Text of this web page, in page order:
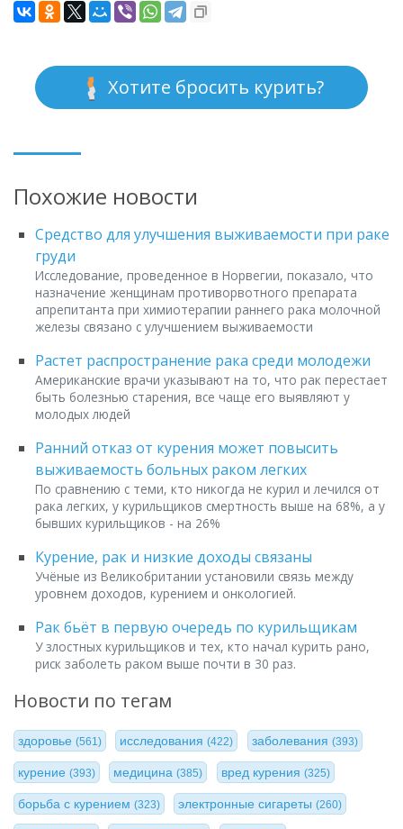
Хотите бросить курить?
Похожие новости
Средство для улучшения выживаемости при раке
груди
Исследование, проведенное в Норвегии, показало, что
назначение женщинам противорвотного препарата
апрепитанта при химиотерапии раннего рака молочной
железы связано с улучшением выживаемости
Растет распространение рака среди молодежи
Американские врачи указывают на то, что рак перестает
быть болезнью старения, все чаще его выявляют у
молодых людей
Ранний отказ от курения может повысить
выживаемость больных раком легких
По сравнению с теми, кто никогда не курил и лечился от
рака легких, у курильщиков смертность выше на 68%, а у
бывших курильщиков - на 26%
Курение, рак и низкие доходы связаны
Учёные из Великобритании установили связь между
уровнем доходов, курением и онкологией.
Рак бьёт в первую очередь по курильщикам
У злостных курильщиков и тех, кто начал курить рано,
риск заболеть раком выше почти в 30 раз.
Новости по тегам
здоровье (561) исследования(422) заболевания (393)
курение (393) медицина(385) вред курения (325)
борьба с курением (323) электронные сигареты(260)